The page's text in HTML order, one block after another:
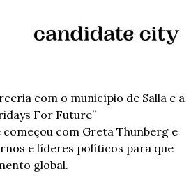
com o município de Salla e a
For Future”
com Greta Thunberg e
e líderes políticos para que
global.